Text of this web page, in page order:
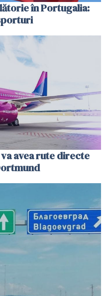
în Portugalia:
avea rute directe